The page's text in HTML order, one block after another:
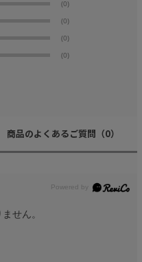
(0)
(0)
(0)
(0)
商品のよくあるご質問 （0）
せん。